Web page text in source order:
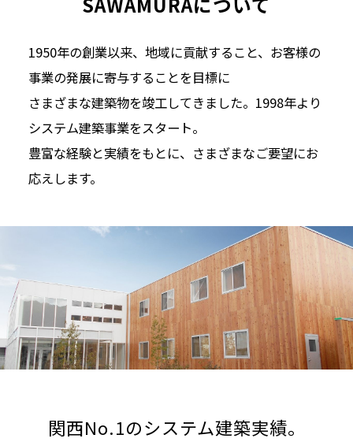
1950年の創業以来、地域に貢献すること、お客様の
事業の発展に寄与することを目標に
さまざまな建築物を竣工してきました。1998年より
システム建築事業をスタート。
豊富な経験と実績をもとに、さまざまなご要望にお
応えします。
関西No.1のシステム建築実績。